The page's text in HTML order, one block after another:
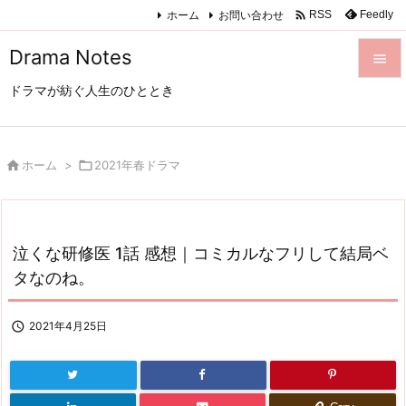
Drama Notes
ドラマが紡ぐ人生のひととき

次へ
検索
ホーム お問い合わせ  RSS Feedly
 ホーム > 2021年春ドラマ
泣くな研修医 1話 感想｜コミカルなフリして結局ベ
タなのね。
 2021年4月25日